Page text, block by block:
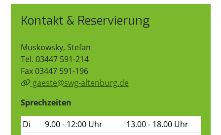
Kontakt & Reservierung
Muskowsky, Stefan
Tel. 03447 591-214
Fax 03447 591-196
gaeste@swg-altenburg.de
Sprechzeiten
Di
9.00 - 12:00 Uhr
13.00 - 18.00 Uhr